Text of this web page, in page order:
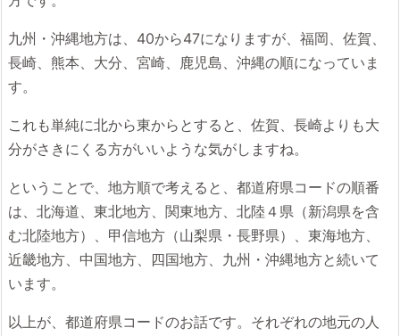
九州・沖縄地方は、40から47になりますが、福岡、佐賀、
長崎、熊本、大分、宮崎、鹿児島、沖縄の順になっていま
す。
これも単純に北から東からとすると、佐賀、長崎よりも大
分がさきにくる方がいいような気がしますね。
ということで、地方順で考えると、都道府県コードの順番
は、北海道、東北地方、関東地方、北陸４県（新潟県を含
む北陸地方）、甲信地方（山梨県・長野県）、東海地方、
近畿地方、中国地方、四国地方、九州・沖縄地方と続いて
います。
以上が、都道府県コードのお話です。それぞれの地元の人